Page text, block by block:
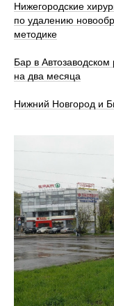
Нижегородские
по удалению
методике
Бар в
на два месяца
Нижний Новгород и